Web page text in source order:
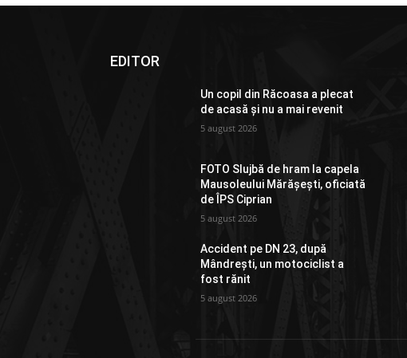
EDITOR
Un copil din Răcoasa a plecat
de acasă și nu a mai revenit
5 august 2026
FOTO Slujbă de hram la capela
Mausoleului Mărășești, oficiată
de ÎPS Ciprian
5 august 2026
Accident pe DN 23, după
Mândrești, un motociclist a
fost rănit
5 august 2026